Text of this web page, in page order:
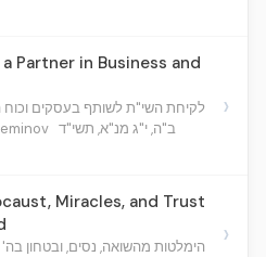
Partner in Business and
לקיחת השי"ת לשותף בעסקים
ב"ה, י"ג מנ"א, תשי"ד
›
Miracles, and Trust
הימלטות מהשואה, נסים, ובטחון
›